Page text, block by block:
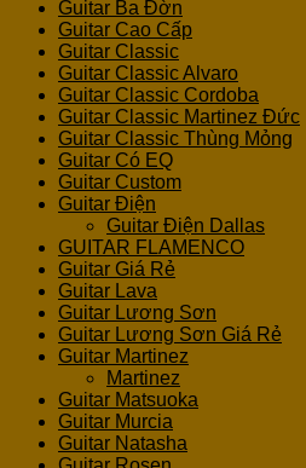
Guitar Ba Đờn
Guitar Cao Cấp
Guitar Classic
Guitar Classic Alvaro
Guitar Classic Cordoba
Guitar Classic Martinez Đức
Guitar Classic Thùng Mỏng
Guitar Có EQ
Guitar Custom
Guitar Điện
Guitar Điện Dallas
GUITAR FLAMENCO
Guitar Giá Rẻ
Guitar Lava
Guitar Lương Sơn
Guitar Lương Sơn Giá Rẻ
Guitar Martinez
Martinez
Guitar Matsuoka
Guitar Murcia
Guitar Natasha